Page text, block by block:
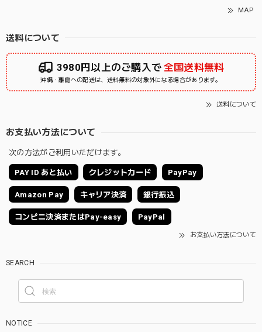
MAP
送料について
3980円以上のご購入で 全国送料無料
沖縄・離島への配送は、送料無料の対象外になる場合があります。
送料について
お支払い方法について
次の方法がご利用いただけます。
PAY ID あと払い クレジットカード PayPay
Amazon Pay キャリア決済 銀行振込
コンビニ決済またはPay-easy PayPal
お支払い方法について
SEARCH
NOTICE